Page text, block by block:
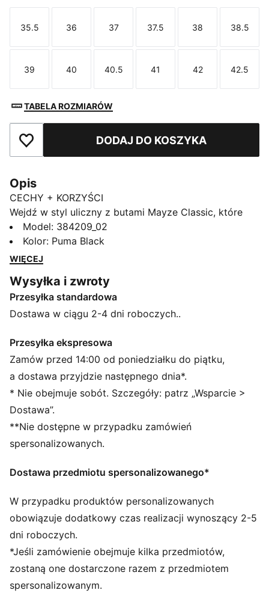
Rozmiar
35.5
Rozmiar
36
Rozmiar
37
Rozmiar
37.5
Rozmiar
38 38.5
Rozmiar
39
Rozmiar
40
Rozmiar
40.5
Rozmiar
41
Rozmiar
42 42.5
TABELA ROZMIARÓW
Dodaj do ulubionychDODAJ DO KOSZYKA
Opis
CECHY + KORZYŚCI
Wejdź w styl uliczny z butami Mayze Classic, które
stanowią wybuchowe połączenie miejskiego stylu i
sportowego szyku. Gruba podeszwa i cholewa z
naturalnej skóry nadają tym ulicznym trampkom
blasku. Przemyślane detale, takie jak błyszczące
wykończenie oczek i pętelka na pięcie ułatwiająca
zakładanie i zdejmowanie, dodają wykończenia do
SZCZEGÓŁY
Niski profil
Cholewa ze skóry
Syntetyczna nakładka na pięcie i tekstylne dziurki
Gumowa podeszwa środkowa
Gumowa podeszwa
Koronkowe zapięcie z błyszczącymi oczkami
Pasiasta parciana pętla na pięcie
Wytłoczone i foliowane logo PUMA No. 2 na bocznym
Wytłoczone i foliowane logo PUMA Cat na zapiętku
Model: 384209_02
Kolor: Puma Black
WIĘCEJ
Wysyłka i zwroty
Przesyłka standardowa
Dostawa w ciągu 2-4 dni roboczych..
Przesyłka ekspresowa
Zamów przed 14:00 od poniedziałku do piątku,
a dostawa przyjdzie następnego dnia*.
* Nie obejmuje sobót. Szczegóły: patrz „Wsparcie >
Dostawa”.
**Nie dostępne w przypadku zamówień
spersonalizowanych.
Dostawa przedmiotu spersonalizowanego*
W przypadku produktów personalizowanych
obowiązuje dodatkowy czas realizacji wynoszący 2-5
dni roboczych.
*Jeśli zamówienie obejmuje kilka przedmiotów,
zostaną one dostarczone razem z przedmiotem
spersonalizowanym.